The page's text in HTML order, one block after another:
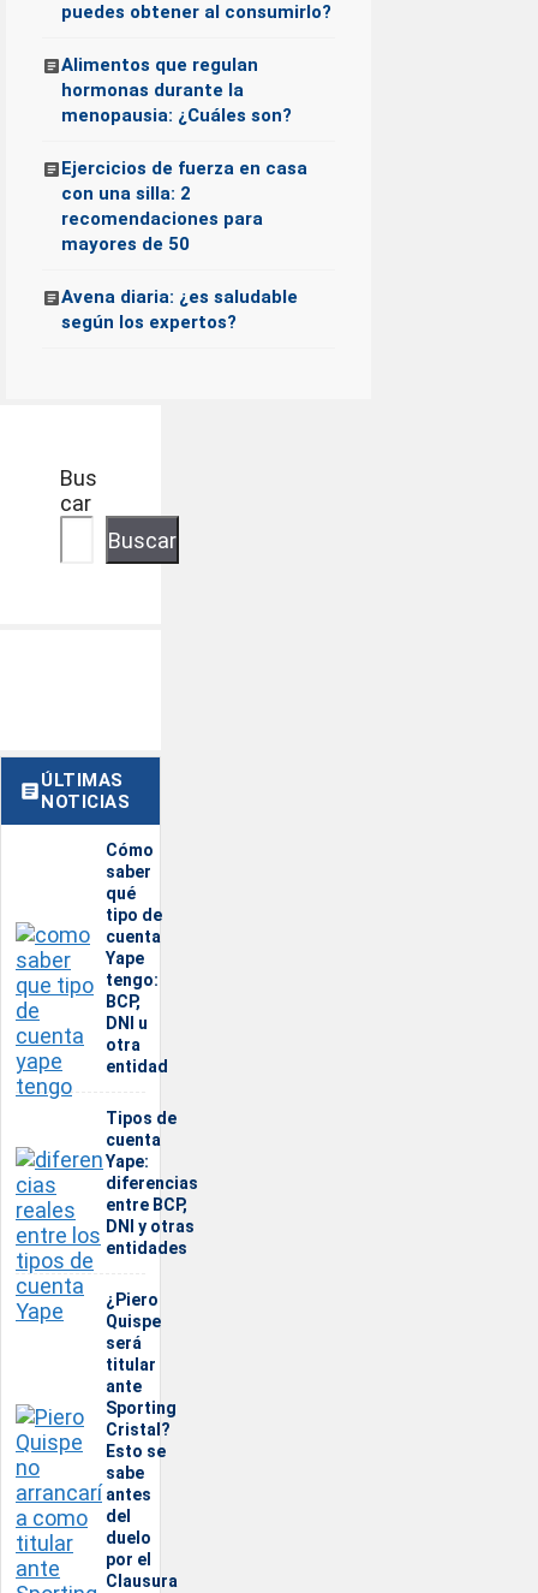
puedes obtener al consumirlo?
Alimentos que regulan
hormonas durante la
menopausia: ¿Cuáles son?
Ejercicios de fuerza en casa
con una silla: 2
recomendaciones para
mayores de 50
Avena diaria: ¿es saludable
según los expertos?
Bus
car
Buscar
ÚLTIMAS
NOTICIAS
Cómo
saber
qué
tipo de
cuenta
Yape
tengo:
BCP,
DNI u
otra
entidad
Tipos de
cuenta
Yape:
diferencias
entre BCP,
DNI y otras
entidades
¿Piero
Quispe
será
titular
ante
Sporting
Cristal?
Esto se
sabe
antes
del
duelo
por el
Clausura